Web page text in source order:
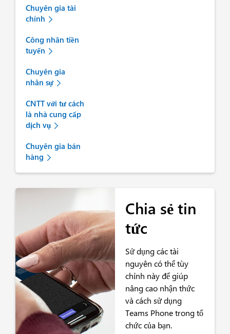
Chuyên gia tài
chính
Công nhân tiền
tuyến
Chuyên gia
nhân sự
CNTT với tư cách
là nhà cung cấp
dịch vụ
Chuyên gia bán
hàng
Chia sẻ tin
tức
Sử dụng các tài
nguyên có thể tùy
chỉnh này để giúp
nâng cao nhận thức
và cách sử dụng
Teams Phone trong tổ
chức của bạn.